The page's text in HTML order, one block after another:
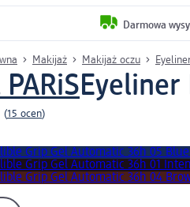
Darmowa
Makijaż Makijaż oczu
Eyeliner
(15 ocen)
Grip Gel Automatic 36h 05 Blue
Grip Gel Automatic 36h 01
Grip Gel Automatic 36h 04